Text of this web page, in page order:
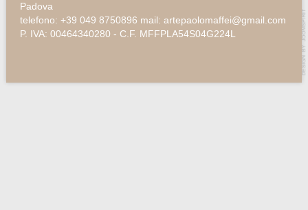
Padova
telefono: +39 049 8750896 mail: artepaolomaffei@gmail.com
P. IVA: 00464340280 - C.F. MFFPLA54S04G224L